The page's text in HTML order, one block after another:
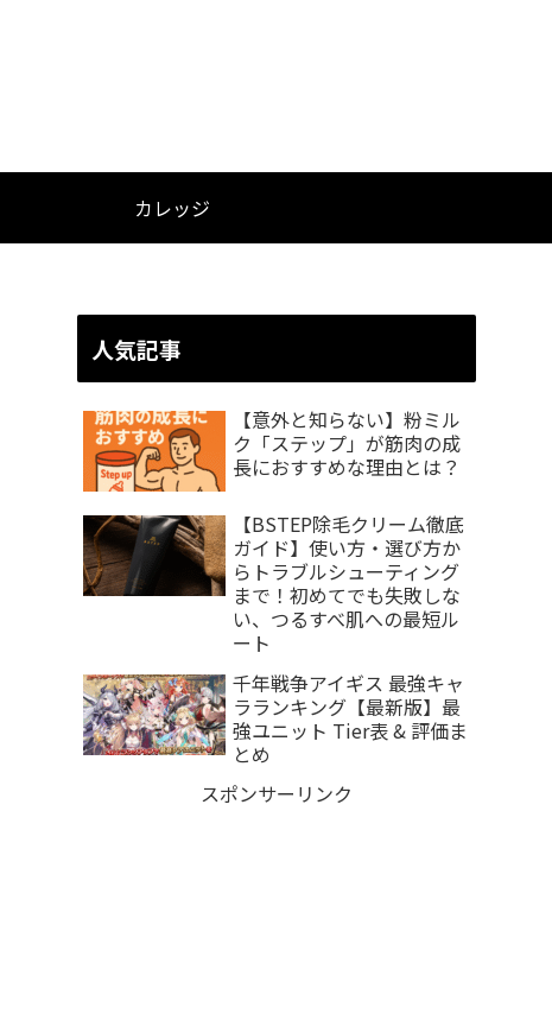
カレッジ
人気記事
【意外と知らない】粉ミル
ク「ステップ」が筋肉の成
長におすすめな理由とは？
【BSTEP除毛クリーム徹底
ガイド】使い方・選び方か
らトラブルシューティング
まで！初めてでも失敗しな
い、つるすべ肌への最短ル
ート
千年戦争アイギス 最強キャ
ラランキング【最新版】最
強ユニット Tier表 & 評価ま
とめ
スポンサーリンク